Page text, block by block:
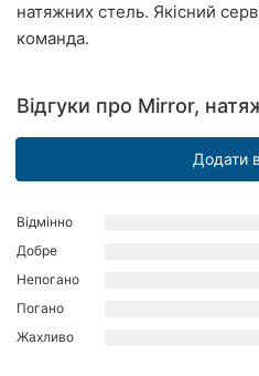
Харків
Дніпро
Кривий
Ріг
натяжних стель. Якісний
команда.
Відгуки про Mirror,
Додати
Відмінно
Добре
Непогано
Погано
Жахливо